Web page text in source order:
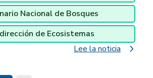
Nacional de Bosques
de Ecosistemas
Lee la noticia
navigate_next